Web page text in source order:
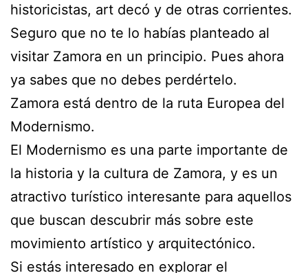
historicistas, art decó y de otras corrientes.
Seguro que no te lo habías planteado al
visitar Zamora en un principio. Pues ahora
ya sabes que no debes perdértelo.
Zamora está dentro de la ruta Europea del
Modernismo.
El Modernismo es una parte importante de
la historia y la cultura de Zamora, y es un
atractivo turístico interesante para aquellos
que buscan descubrir más sobre este
movimiento artístico y arquitectónico.
Si estás interesado en explorar el